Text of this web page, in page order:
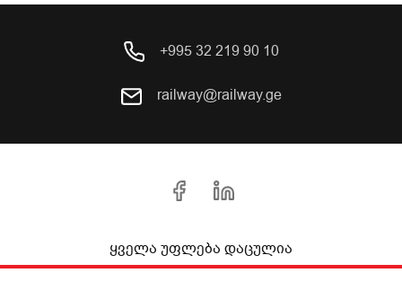
+995 32 219 90 10
railway@railway.ge
ყველა უფლება დაცულია